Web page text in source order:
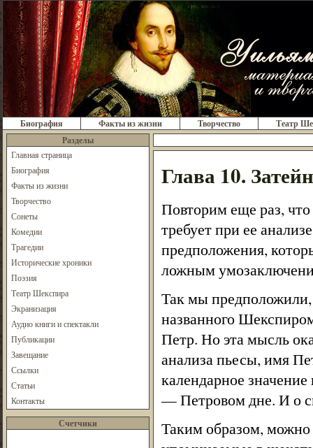
Биография Факты из жизни Творчество
Театр
Разделы
Главная страница
Биография
Факты из жизни
Творчество
Сонеты
Комедии
Трагедии
Исторические хроники
Поэзия
Театр Шекспира
Экранизация
Аудио книги и спектакли
Публикации
Завещание
Ссылки
Статьи
Контакты
Счетчики
Глава 10.
Повторим еще раз,
требует при ее
предположения,
ложным
Так мы предположили,
названного
Петр. Но эта мысль
анализа пьесы, имя
календарное
— Петровом дне. И о
Таким образом, можно